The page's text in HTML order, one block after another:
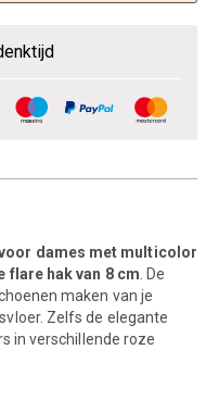
dames met multicolor
flare hak van 8 cm . De
maken van je
Zelfs de elegante
in verschillende roze